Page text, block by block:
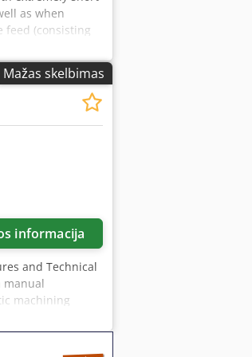
as when
feed (consisting
workpieces
can be removed
crafted
stroke: 180
Ai Dea
Motor power: 4
adjustable turret
term
Mažas skelbimas
informacija
and Technical
manual
machining
was
tool. The
machine to be